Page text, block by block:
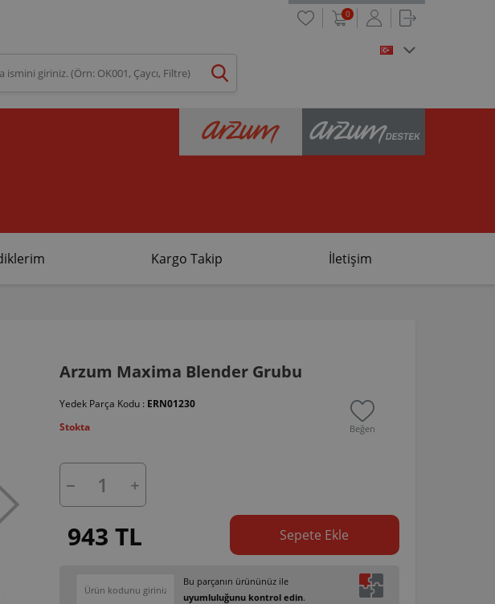
0
Kargo Takip İletişim
Arzum Maxima Blender Grubu
Yedek Parça Kodu : ERN01230
Stokta
Beğen
943 TL Sepete Ekle
Bu parçanın ürününüz ile
uyumluluğunu kontrol edin.